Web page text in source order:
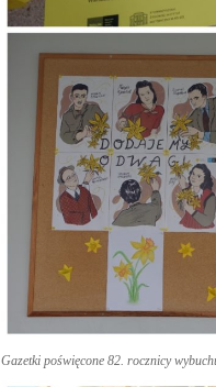
Gazetki poświęcone 82. rocznicy